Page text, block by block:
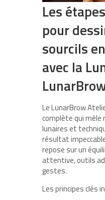
Les
pour
sourcils
avec la
Le LunarBrow
complète qui mêle
lunaires et
résultat
repose sur un
attentive, outils
gestes.
Les principes clés